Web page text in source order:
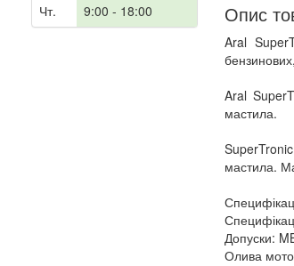
Чт.
9:00 - 18:00 Опис
Aral
Aral
мастила.
SuperTronic
мастила.
Допуски:
Олива